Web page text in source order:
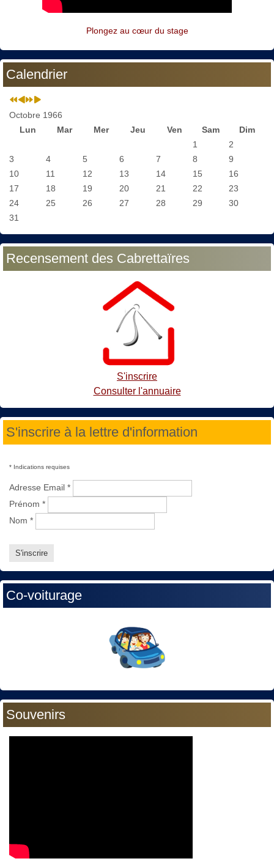
Plongez au cœur du stage
Calendrier
Octobre 1966
Lun
Mar Mer Jeu Ven Sam
Dim
1
2
3
4 5 6 7 8
9
10
11 12 13 14 15
16
17
18 19 20 21 22
23
24
25 26 27 28 29
30
31
Recensement des Cabrettaïres
S'inscrire
Consulter l'annuaire
S'inscrire à la lettre d'information
* Indications requises
Adresse Email *
Prénom *
Nom *
Co-voiturage
Souvenirs